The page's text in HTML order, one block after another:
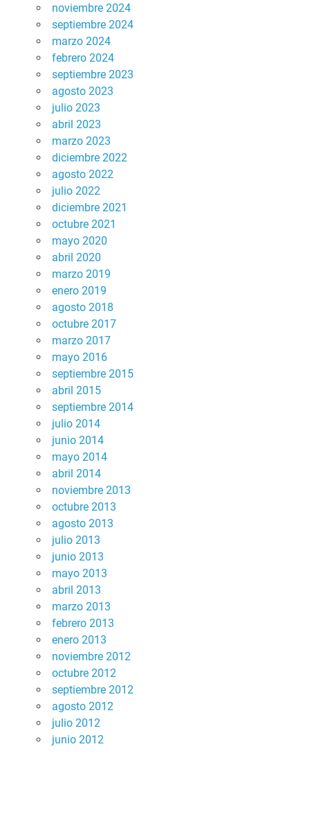
noviembre 2024
septiembre 2024
marzo 2024
febrero 2024
septiembre 2023
agosto 2023
julio 2023
abril 2023
marzo 2023
diciembre 2022
agosto 2022
julio 2022
diciembre 2021
octubre 2021
mayo 2020
abril 2020
marzo 2019
enero 2019
agosto 2018
octubre 2017
marzo 2017
mayo 2016
septiembre 2015
abril 2015
septiembre 2014
julio 2014
junio 2014
mayo 2014
abril 2014
noviembre 2013
octubre 2013
agosto 2013
julio 2013
junio 2013
mayo 2013
abril 2013
marzo 2013
febrero 2013
enero 2013
noviembre 2012
octubre 2012
septiembre 2012
agosto 2012
julio 2012
junio 2012